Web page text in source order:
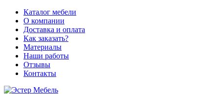
Каталог мебели
О компании
Доставка и оплата
Как заказать?
Материалы
Наши работы
Отзывы
Контакты